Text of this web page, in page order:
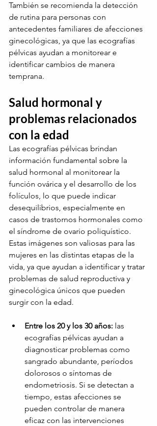
También se recomienda la detección
de rutina para personas con
antecedentes familiares de afecciones
ginecológicas, ya que las ecografías
pélvicas ayudan a monitorear e
identificar cambios de manera
temprana.
Salud hormonal y
problemas relacionados
con la edad
Las ecografías pélvicas brindan
información fundamental sobre la
salud hormonal al monitorear la
función ovárica y el desarrollo de los
folículos, lo que puede indicar
desequilibrios, especialmente en
casos de trastornos hormonales como
el síndrome de ovario poliquístico.
Estas imágenes son valiosas para las
mujeres en las distintas etapas de la
vida, ya que ayudan a identificar y tratar
problemas de salud reproductiva y
ginecológica únicos que pueden
surgir con la edad.
Entre los 20 y los 30 años: las
ecografías pélvicas ayudan a
diagnosticar problemas como
sangrado abundante, períodos
dolorosos o síntomas de
endometriosis. Si se detectan a
tiempo, estas afecciones se
pueden controlar de manera
eficaz con las intervenciones